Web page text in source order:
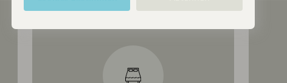
Ferienhaus